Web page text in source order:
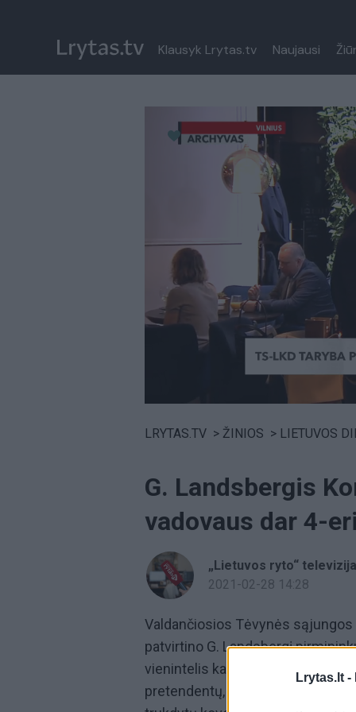
Lrytas.lt -
Klausyk Lrytas.tv Naujausi
Paremkite Ukrainą
LRYTAS.TV > ŽINIOS > LIETUVOS
G. Landsbergis
vadovaus dar 4-
„Lietuvos ryto“ televizija
2021-02-28 14:28
Valdančiosios Tėvynės
patvirtino G. Landsbergį
vienintelis kandidatas į partijos
pretendentų, atsisakė dalyvauti